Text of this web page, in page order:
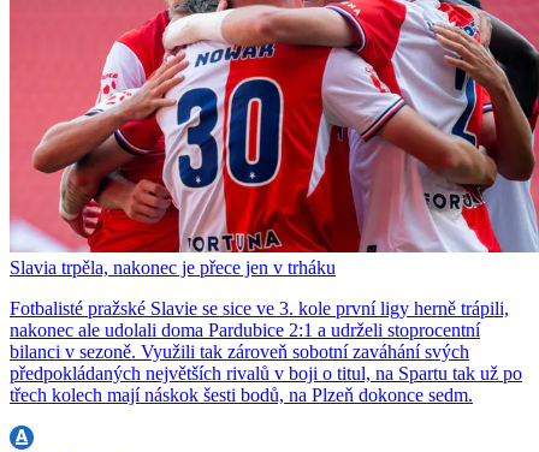
Slavia trpěla, nakonec je přece jen v trháku
Fotbalisté pražské Slavie se sice ve 3. kole první ligy herně trápili,
nakonec ale udolali doma Pardubice 2:1 a udrželi stoprocentní
bilanci v sezoně. Využili tak zároveň sobotní zaváhání svých
předpokládaných největších rivalů v boji o titul, na Spartu tak už po
třech kolech mají náskok šesti bodů, na Plzeň dokonce sedm.